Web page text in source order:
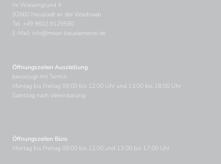
Im Wiesengrund 4
92660 Neustadt an der Waldnaab
Tel. +49 9602 9129590
E-Mail: info@meier-bauelemente.de
Öffnungszeiten Ausstellung
bevorzugt mit Termin
Montag bis Freitag 09:00 bis 12:00 Uhr und 13:00 bis 18:00 Uhr
Samstag nach Vereinbarung
Öffnungszeiten Büro
Montag bis Freitag 09:00 bis 12:00 und 13:00 bis 17:00 Uhr